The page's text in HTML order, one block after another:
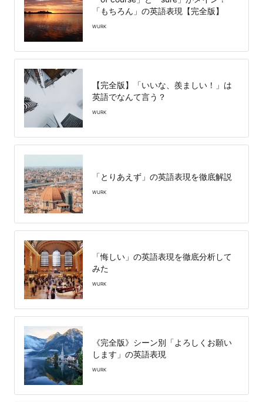
「もちろん」の英語表現【完全版】
WURK
【完全版】「いいな、羨ましい！」は
英語でなんて言う？
WURK
「とりあえず」の英語表現を徹底解説
WURK
「悔しい」の英語表現を徹底分析して
みた
WURK
《完全版》シーン別「よろしくお願い
します」の英語表現
WURK